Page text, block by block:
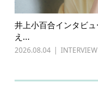
に勇気や元気を与
古